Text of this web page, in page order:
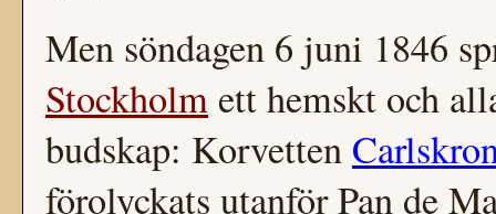
Men söndagen 6 juni 1846
Stockholmett hemskt och
budskap: Korvetten
förolyckats utanför Pan de